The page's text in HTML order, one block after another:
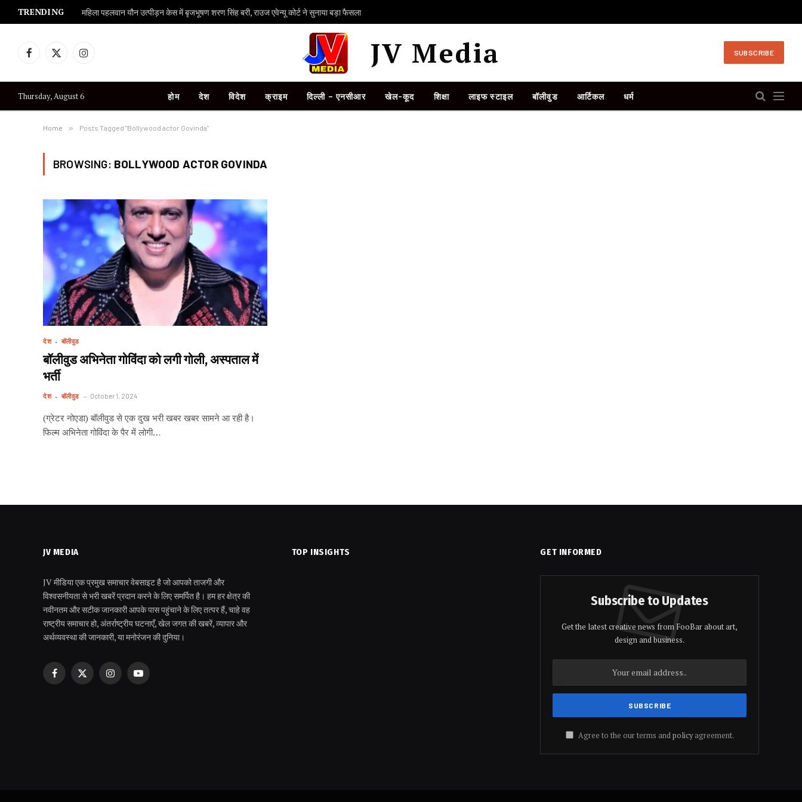
TRENDING महिला पहलवान यौन उत्पीड़न केस में बृजभूषण शरण सिंह बरी, राउज एवेन्यू कोर्ट ने सुनाया बड़ा फैसला
Facebook
X
Instagram JV Media SUBSCRIBE
Thursday, August 6 होम देश विदेश क्राइम दिल्ली – एनसीआर खेल-कूद शिक्षा लाइफ स्टाइल बॉलीवुड आर्टिकल धर्म
Home » Posts Tagged "Bollywood actor Govinda"
BROWSING: BOLLYWOOD ACTOR GOVINDA
देश बॉलीवुड
बॉलीवुड अभिनेता गोविंदा को लगी गोली, अस्पताल में
भर्ती
देश बॉलीवुड October 1, 2024
(ग्रेटर नोएडा) बॉलीवुड से एक दुख भरी खबर खबर सामने आ रही है।
फिल्म अभिनेता गोविंदा के पैर में लोगी…
JV MEDIA
JV मीडिया एक प्रमुख समाचार वेबसाइट है जो आपको ताजगी और
विश्वसनीयता से भरी खबरें प्रदान करने के लिए समर्पित है। हम हर क्षेत्र की
नवीनतम और सटीक जानकारी आपके पास पहुंचाने के लिए तत्पर हैं, चाहे वह
राष्ट्रीय समाचार हो, अंतर्राष्ट्रीय घटनाएँ, खेल जगत की खबरें, व्यापार और
अर्थव्यवस्था की जानकारी, या मनोरंजन की दुनिया।
Facebook
X
InstagramYouTube
TOP INSIGHTS GET INFORMED
Subscribe to Updates
Get the latest creative news from FooBar about art,
design and business.
Agree to the our terms andpolicyagreement.